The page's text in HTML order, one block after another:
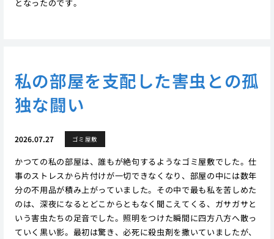
となったのです。
私の部屋を支配した害虫との孤
独な闘い
2026.07.27 ゴミ屋敷
かつての私の部屋は、誰もが絶句するようなゴミ屋敷でした。仕
事のストレスから片付けが一切できなくなり、部屋の中には数年
分の不用品が積み上がっていました。その中で最も私を苦しめた
のは、深夜になるとどこからともなく聞こえてくる、ガサガサと
いう害虫たちの足音でした。照明をつけた瞬間に四方八方へ散っ
ていく黒い影。最初は驚き、必死に殺虫剤を撒いていましたが、